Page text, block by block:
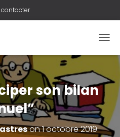
contacter
U
R
I
R
/
E
R
son bilan
on1 octobre 2019